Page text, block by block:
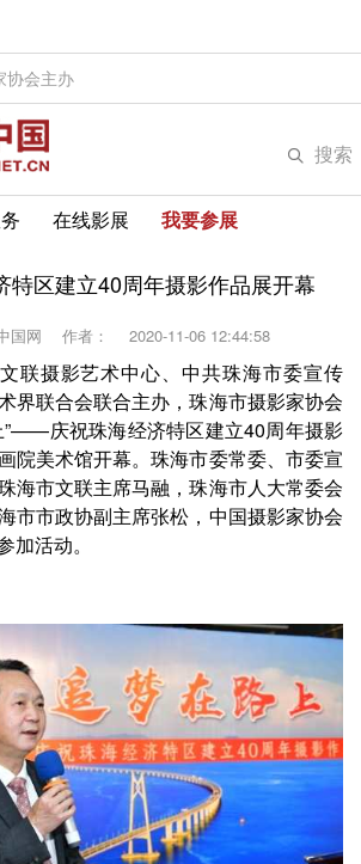
协会主办
搜索
在线影展 我要参展
特区建立40周年摄影作品展开幕
国网 作者： 2020-11-06 12:44:58
联摄影艺术中心、中共珠海市委宣传
界联合会联合主办，珠海市摄影家协会
”——庆祝珠海经济特区建立40周年摄影
院美术馆开幕。珠海市委常委、市委宣
海市文联主席马融，珠海市人大常委会
市市政协副主席张松，中国摄影家协会
加活动。